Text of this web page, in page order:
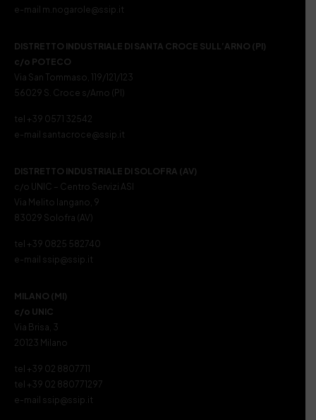
e-mail m.nogarole@ssip.it
DISTRETTO INDUSTRIALE DI SANTA CROCE SULL’ARNO (PI)
c/o POTECO
Via San Tommaso, 119/121/123
56029 S. Croce s/Arno (PI)
tel +39 0571 32542
e-mail santacroce@ssip.it
DISTRETTO INDUSTRIALE DI SOLOFRA (AV)
c/o UNIC – Centro Servizi ASI
Via Melito Iangano, 9
83029 Solofra (AV)
tel +39 0825 582740
e-mail ssip@ssip.it
MILANO (MI)
c/o UNIC
Via Brisa, 3
20123 Milano
tel +39 02 8807711
tel +39 02 880771297
e-mail ssip@ssip.it